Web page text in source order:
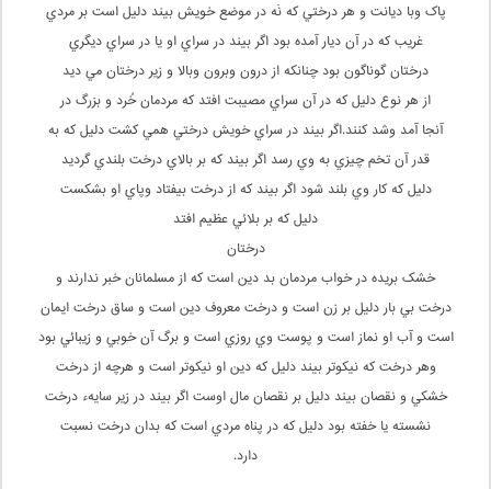
پاک وبا ديانت و هر درختي که نَه در موضع خويش بيند دليل است بر مردي
غريب که در آن ديار آمده بود اگر بيند در سراي او يا در سراي ديگري
درختان گوناگون بود چنانکه از درون وبرون وبالا و زير درختان مي ديد
از هر نوع دليل که در آن سراي مصيبت افتد که مردمان خُرد و بزرگ در
آنجا آمد وشد کنند.اگر بيند در سراي خويش درختي همي کشت دليل که به
قدر آن تخم چيزي به وي رسد اگر بيند که بر بالاي درخت بلندي گرديد
دليل که کار وي بلند شود اگر بيند که از درخت بيفتاد وپاي او بشکست
دليل که بر بلائي عظيم افتد
درختان
خشک بريده در خواب مردمان بد دين است که از مسلمانان خبر ندارند و
درخت بي بار دليل بر زن است و درخت معروف دين است و ساق درخت ايمان
است و آب او نماز است و پوست وي روزي است و برگ آن خوبي و زيبائي بود
وهر درخت که نيکوتر بيند دليل که دين او نيکوتر است و هرچه از درخت
خشکي و نقصان بيند دليل بر نقصان مال اوست اگر بيند در زير سايهء درخت
نشسته يا خفته بود دليل که در پناه مردي است که بدان درخت نسبت
دارد.